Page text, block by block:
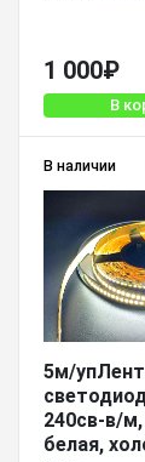
1 000₽
В
В наличии
5м/
240св-в/
белая,